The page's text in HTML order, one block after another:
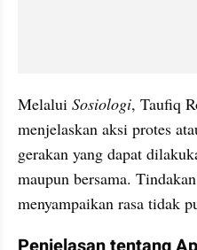
Melalui Sosiologi, Taufiq
menjelaskan aksi protes
gerakan yang dapat
maupun bersama.
menyampaikan rasa tidak